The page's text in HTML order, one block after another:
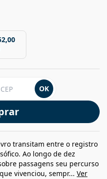
OK
transitam entre o registro
Ao longo de dez
passagens seu percurso
vivenciou, sempr... Ver